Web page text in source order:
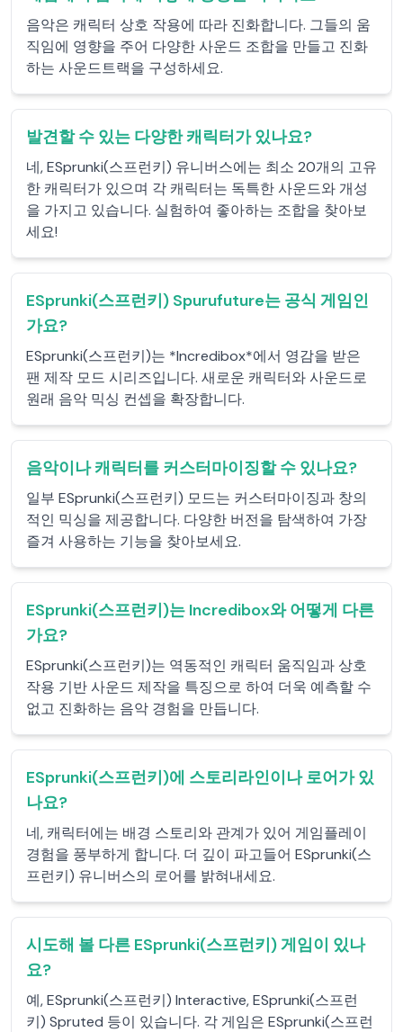
음악은 캐릭터 상호 작용에 따라 진화합니다. 그들의 움
직임에 영향을 주어 다양한 사운드 조합을 만들고 진화
하는 사운드트랙을 구성하세요.
발견할 수 있는 다양한 캐릭터가 있나요?
네, ESprunki(스프런키) 유니버스에는 최소 20개의 고유
한 캐릭터가 있으며 각 캐릭터는 독특한 사운드와 개성
을 가지고 있습니다. 실험하여 좋아하는 조합을 찾아보
세요!
ESprunki(스프런키) Spurufuture는 공식 게임인
가요?
ESprunki(스프런키)는 *Incredibox*에서 영감을 받은
팬 제작 모드 시리즈입니다. 새로운 캐릭터와 사운드로
원래 음악 믹싱 컨셉을 확장합니다.
음악이나 캐릭터를 커스터마이징할 수 있나요?
일부 ESprunki(스프런키) 모드는 커스터마이징과 창의
적인 믹싱을 제공합니다. 다양한 버전을 탐색하여 가장
즐겨 사용하는 기능을 찾아보세요.
ESprunki(스프런키)는 Incredibox와 어떻게 다른
가요?
ESprunki(스프런키)는 역동적인 캐릭터 움직임과 상호
작용 기반 사운드 제작을 특징으로 하여 더욱 예측할 수
없고 진화하는 음악 경험을 만듭니다.
ESprunki(스프런키)에 스토리라인이나 로어가 있
나요?
네, 캐릭터에는 배경 스토리와 관계가 있어 게임플레이
경험을 풍부하게 합니다. 더 깊이 파고들어 ESprunki(스
프런키) 유니버스의 로어를 밝혀내세요.
시도해 볼 다른 ESprunki(스프런키) 게임이 있나
요?
예, ESprunki(스프런키) Interactive, ESprunki(스프런
키) Spruted 등이 있습니다. 각 게임은 ESprunki(스프런